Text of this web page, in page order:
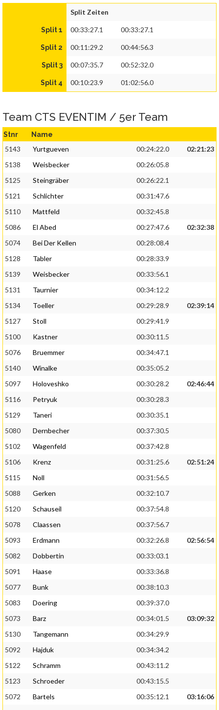
Split Zeiten
Split 1 00:33:27.1 00:33:27.1
Split 2 00:11:29.2 00:44:56.3
Split 3 00:07:35.7 00:52:32.0
Split 4 00:10:23.9 01:02:56.0
Team CTS EVENTIM / 5er Team
Stnr Name
5143 Yurtgueven 00:24:22.0
02:21:23
5138
Weisbecker
00:26:05.8
5125
Steingräber
00:26:22.1
5121
Schlichter
00:31:47.6
5110
Mattfeld
00:32:45.8
5086
El Abed 00:27:47.6
02:32:38
5074
Bei Der Kellen
00:28:08.4
5128
Tabler
00:28:33.9
5139
Weisbecker
00:33:56.1
5131
Taurnier
00:34:12.2
5134
Toeller 00:29:28.9
02:39:14
5127
Stoll
00:29:41.9
5100
Kastner
00:30:11.5
5076
Bruemmer
00:34:47.1
5140
Winalke
00:35:05.2
5097
Holoveshko 00:30:28.2
02:46:44
5116
Petryuk
00:30:28.3
5129
Taneri
00:30:35.1
5080
Dernbecher
00:37:30.5
5102
Wagenfeld
00:37:42.8
5106
Krenz 00:31:25.6
02:51:24
5115
Noll
00:31:56.5
5088
Gerken
00:32:10.7
5120
Schauseil
00:37:54.8
5078
Claassen
00:37:56.7
5093
Erdmann 00:32:26.8
02:56:54
5082
Dobbertin
00:33:03.1
5091
Haase
00:33:36.8
5077
Bunk
00:38:10.3
5083
Doering
00:39:37.0
5073
Barz 00:34:01.5
03:09:32
5130
Tangemann
00:34:29.9
5092
Hajduk
00:34:34.2
5122
Schramm
00:43:11.2
5123
Schroeder
00:43:15.5
5072
Bartels 00:35:12.1
03:16:06